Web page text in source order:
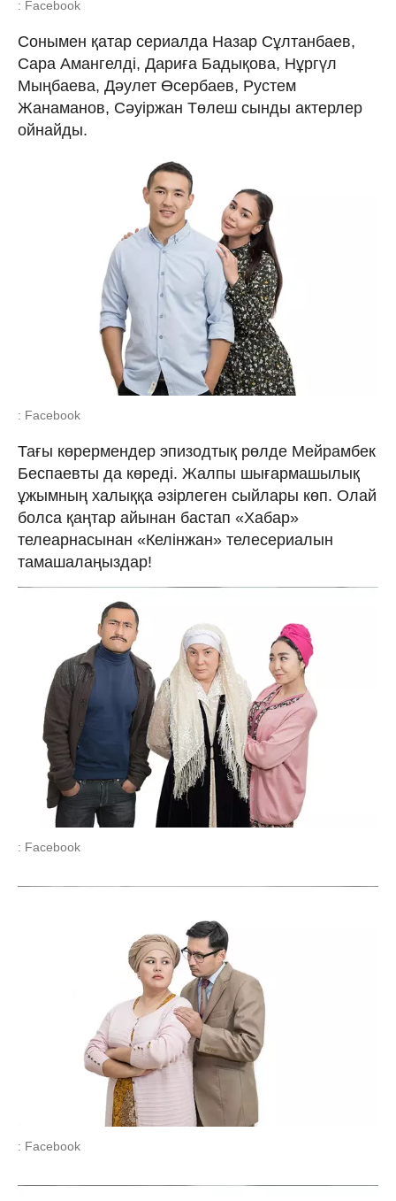
: Facebook
Сонымен қатар сериалда Назар Сұлтанбаев,
Сара Амангелді, Дариға Бадықова, Нұргүл
Мыңбаева, Дәулет Өсербаев, Рустем
Жанаманов, Сәуіржан Төлеш сынды актерлер
ойнайды.
: Facebook
Тағы көрермендер эпизодтық рөлде Мейрамбек
Беспаевты да көреді. Жалпы шығармашылық
ұжымның халыққа әзірлеген сыйлары көп. Олай
болса қаңтар айынан бастап «Хабар»
телеарнасынан «Келінжан» телесериалын
тамашалаңыздар!
: Facebook
: Facebook